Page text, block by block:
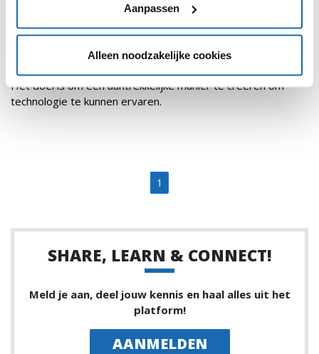
Aanpassen
Alleen noodzakelijke cookies
Het doel is om een aantrekkelijke manier te creëren om
technologie te kunnen ervaren.
1
SHARE, LEARN & CONNECT!
Meld je aan, deel jouw kennis en haal alles uit het
platform!
AANMELDEN